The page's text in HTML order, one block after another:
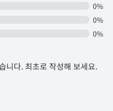
0%
0%
0%
니다. 최초로 작성해 보세요.